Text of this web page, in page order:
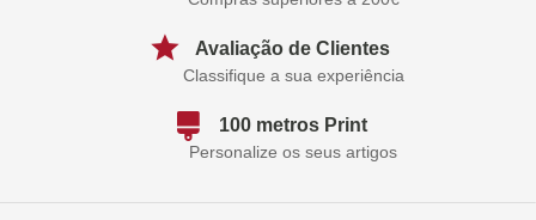
Avaliação de Clientes
Classifique a sua experiência
100 metros Print
Personalize os seus artigos